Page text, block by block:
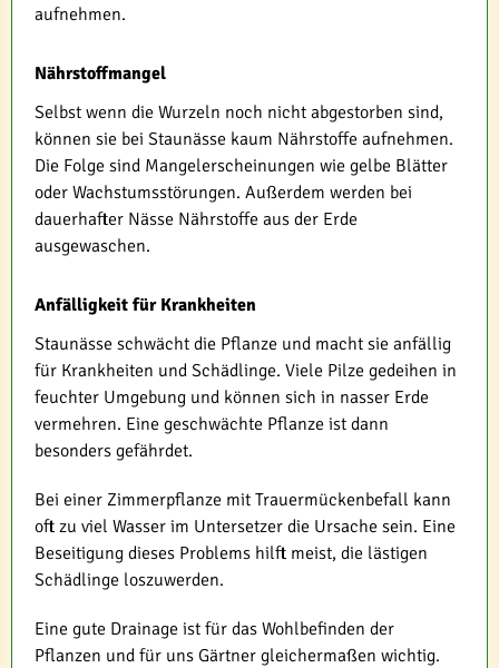
aufnehmen.
Nährstoffmangel
Selbst wenn die Wurzeln noch nicht abgestorben sind,
können sie bei Staunässe kaum Nährstoffe aufnehmen.
Die Folge sind Mangelerscheinungen wie gelbe Blätter
oder Wachstumsstörungen. Außerdem werden bei
dauerhafter Nässe Nährstoffe aus der Erde
ausgewaschen.
Anfälligkeit für Krankheiten
Staunässe schwächt die Pflanze und macht sie anfällig
für Krankheiten und Schädlinge. Viele Pilze gedeihen in
feuchter Umgebung und können sich in nasser Erde
vermehren. Eine geschwächte Pflanze ist dann
besonders gefährdet.
Bei einer Zimmerpflanze mit Trauermückenbefall kann
oft zu viel Wasser im Untersetzer die Ursache sein. Eine
Beseitigung dieses Problems hilft meist, die lästigen
Schädlinge loszuwerden.
Eine gute Drainage ist für das Wohlbefinden der
Pflanzen und für uns Gärtner gleichermaßen wichtig.